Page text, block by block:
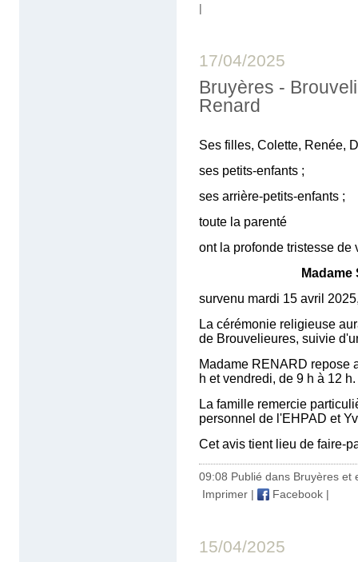
|
17/04/2025
Bruyères -
Renard
Ses filles, Colette, Renée,
ses petits-enfants ;
ses arrière-petits-enfants ;
toute la parenté
ont la profonde tristesse de
Madame
survenu mardi 15 avril
La cérémonie religieuse
de Brouvelieures, suivie
Madame RENARD repose
h et vendredi, de 9 h à 12 h.
La famille remercie
personnel de l'EHPAD et
Cet avis tient lieu de faire-
09:08 Publié dans Bruyères et
Imprimer | Facebook |
15/04/2025